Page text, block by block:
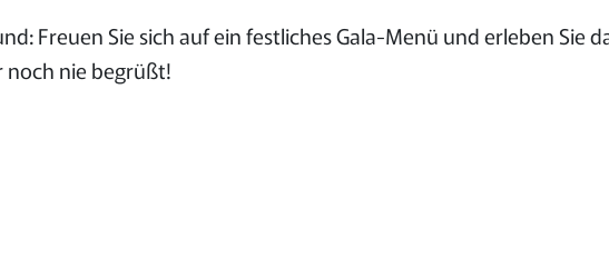
Freuen Sie sich auf ein festliches Gala-Menü und erleben Sie
noch nie begrüßt!